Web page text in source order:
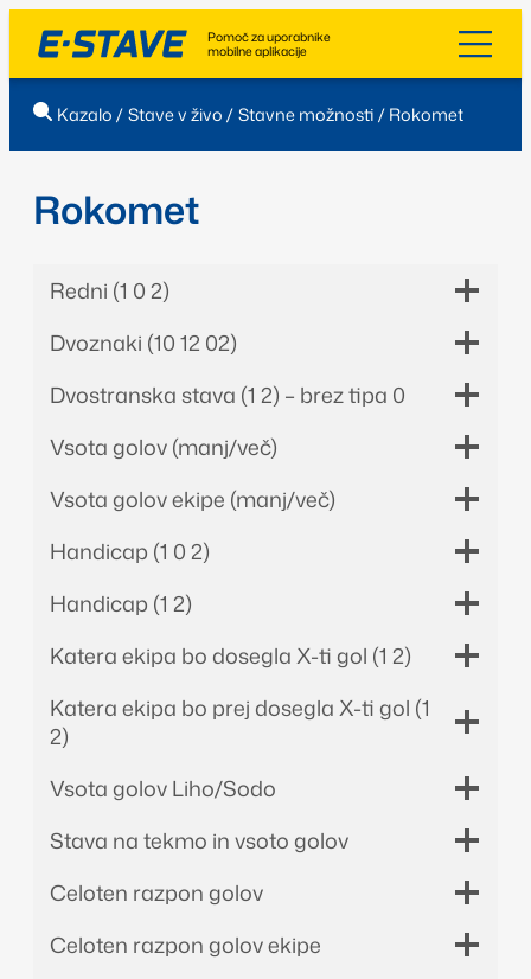
Pomoč za uporabnike
mobilne aplikacije
Kazalo/Stave v živo /Stavne možnosti/ Rokomet
Rokomet
Redni (1 0 2)
Dvoznaki (10 12 02)
Dvostranska stava (1 2) – brez tipa 0
Vsota golov (manj/več)
Vsota golov ekipe (manj/več)
Handicap (1 0 2)
Handicap (1 2)
Katera ekipa bo dosegla X-ti gol (1 2)
Katera ekipa bo prej dosegla X-ti gol (1
2)
Vsota golov Liho/Sodo
Stava na tekmo in vsoto golov
Celoten razpon golov
Celoten razpon golov ekipe